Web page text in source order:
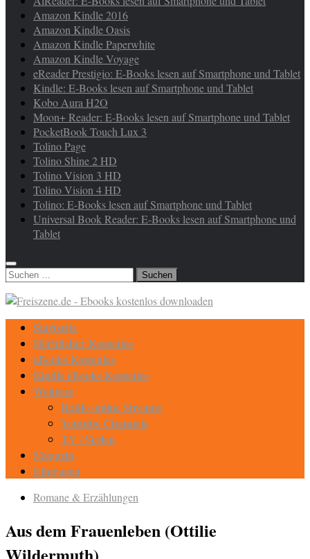
Amazon Kindle 2016
Amazon Kindle Oasis
Amazon Kindle Paperwhite
Amazon Kindle Voyage
eReader Prestigio: E-Books lesen auf Smartphone und Tablet
Kindle: E-Books lesen auf Smartphone und Tablet
Kobo Aura H2O
Moon+ Reader: E-Books lesen auf Smartphone und Tablet
PocketBook Touch Lux 3
Tolino Page
Tolino Shine 2 HD
Tolino Vision 3 HD
Tolino Vision 4 HD
Tolino: E-Books lesen auf Smartphone und Tablet
Universal Book Reader: E-Books lesen auf Smartphone und
Tablet
Suchen
Startseite
Hörbücher Kostenlos
eBooks Kostenlos
Kindle eBooks Kostenlos
Weiteres
Radio online Streams
Youtube Channels
TV / Serien
Magazin
Eintragen
Romane & Erzählungen
Aus dem Frauenleben (Ottilie